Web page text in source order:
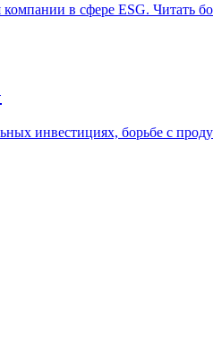
в сфере ESG. Читать
инвестициях, борьбе с